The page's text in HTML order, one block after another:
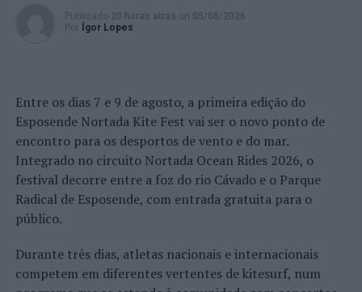
Publicado 20 horas atrás on 05/08/2026
Por
Ígor Lopes
Entre os dias 7 e 9 de agosto, a primeira edição do
Esposende Nortada Kite Fest vai ser o novo ponto de
encontro para os desportos de vento e do mar.
Integrado no circuito Nortada Ocean Rides 2026, o
festival decorre entre a foz do rio Cávado e o Parque
Radical de Esposende, com entrada gratuita para o
público.
Durante três dias, atletas nacionais e internacionais
competem em diferentes vertentes de kitesurf, num